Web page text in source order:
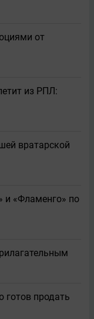
от
из РПЛ:
вратарской
и «Фламенго» по
готов продать